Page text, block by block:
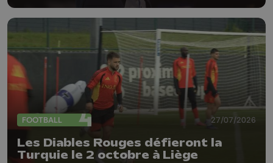
FOOTBALL 27/07/2026
Les Diables Rouges défieront la
Turquie le 2 octobre à Liège